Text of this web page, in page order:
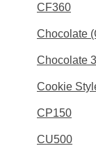
CF360
Chocolate
Chocolate 3
Cookie
CP150
CU500